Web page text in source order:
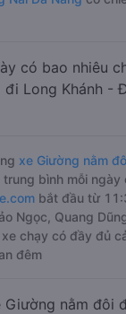
có bao nhiêu
đi Long Khánh -
xe Giường nằm
trung bình mỗi ngày
bắt đầu từ
Ngọc, Quang
chạy có đầy đủ
đêm
Giường nằm đôi